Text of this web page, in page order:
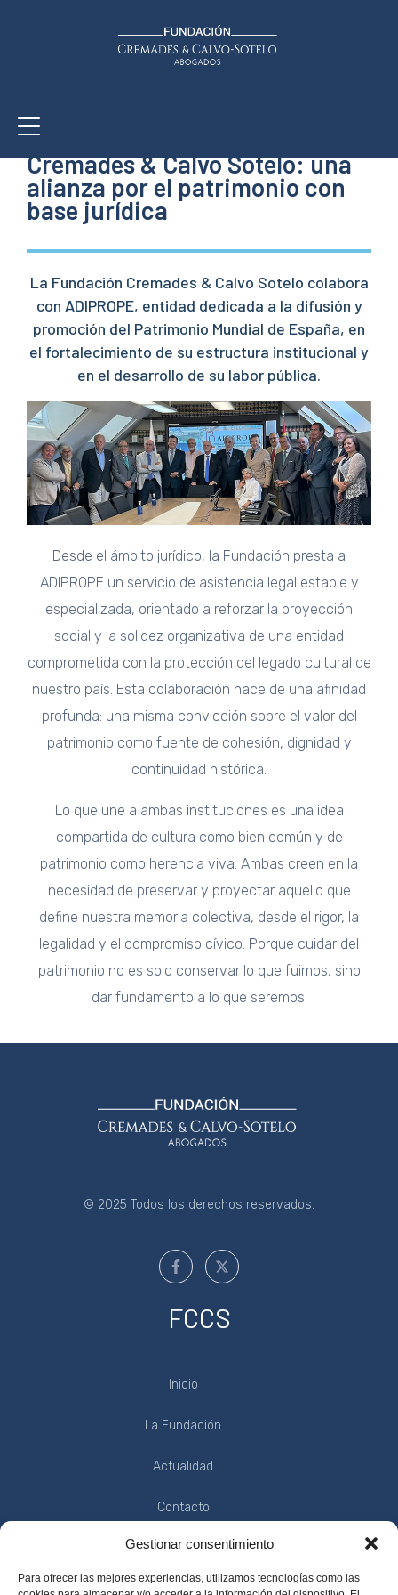
Gestionar consentimiento
Para ofrecer las mejores experiencias, utilizamos tecnologías como las
ADIPROPE y la Fundación
Cremades & Calvo Sotelo: una
alianza por el patrimonio con
base jurídica
La Fundación Cremades & Calvo Sotelo colabora
con ADIPROPE, entidad dedicada a la difusión y
promoción del Patrimonio Mundial de España, en
el fortalecimiento de su estructura institucional y
en el desarrollo de su labor pública.
Desde el ámbito jurídico, la Fundación presta a
ADIPROPE un servicio de asistencia legal estable y
especializada, orientado a reforzar la proyección
social y la solidez organizativa de una entidad
comprometida con la protección del legado cultural de
nuestro país. Esta colaboración nace de una afinidad
profunda: una misma convicción sobre el valor del
patrimonio como fuente de cohesión, dignidad y
continuidad histórica.
Lo que une a ambas instituciones es una idea
compartida de cultura como bien común y de
patrimonio como herencia viva. Ambas creen en la
necesidad de preservar y proyectar aquello que
define nuestra memoria colectiva, desde el rigor, la
legalidad y el compromiso cívico. Porque cuidar del
patrimonio no es solo conservar lo que fuimos, sino
dar fundamento a lo que seremos.
© 2025 Todos los derechos reservados.
FCCS
Inicio
La Fundación
Actualidad
Contacto
INFORMACIÓN